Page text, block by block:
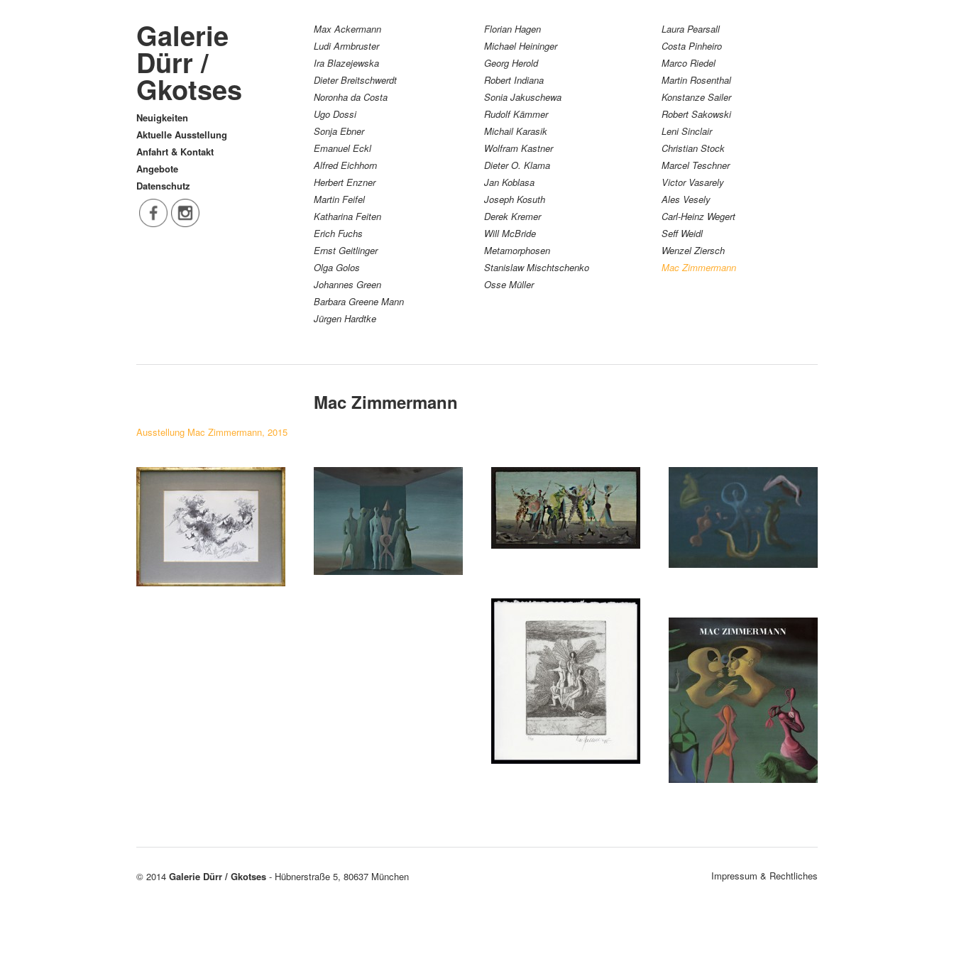
Galerie
Dürr /
Gkotses
Neuigkeiten
Aktuelle Ausstellung
Anfahrt & Kontakt
Angebote
Datenschutz
Max Ackermann
Ludi Armbruster
Ira Blazejewska
Dieter Breitschwerdt
Noronha da Costa
Ugo Dossi
Sonja Ebner
Emanuel Eckl
Alfred Eichhorn
Herbert Enzner
Martin Feifel
Katharina Feiten
Erich Fuchs
Ernst Geitlinger
Olga Golos
Johannes Green
Barbara Greene Mann
Jürgen Hardtke
Florian Hagen
Michael Heininger
Georg Herold
Robert Indiana
Sonia Jakuschewa
Rudolf Kämmer
Michail Karasik
Wolfram Kastner
Dieter O. Klama
Jan Koblasa
Joseph Kosuth
Derek Kremer
Will McBride
Metamorphosen
Stanislaw Mischtschenko
Osse Müller
Laura Pearsall
Costa Pinheiro
Marco Riedel
Martin Rosenthal
Konstanze Sailer
Robert Sakowski
Leni Sinclair
Christian Stock
Marcel Teschner
Victor Vasarely
Ales Vesely
Carl-Heinz Wegert
Seff Weidl
Wenzel Ziersch
Mac Zimmermann
Mac Zimmermann
Ausstellung Mac Zimmermann, 2015
Mac Zimmermann
Liegende Gruppe
Mac Zimmermann Mac Zimmermann
Zweiter Aufmarsch der
Ruinen
Mac Zimmermann
Kleinste Ekstase
Mac Zimmermann
Schmetterlingsfamilie
Mac Zimmermann
© 2014 Galerie Dürr / Gkotses - Hübnerstraße 5, 80637 München Impressum & Rechtliches